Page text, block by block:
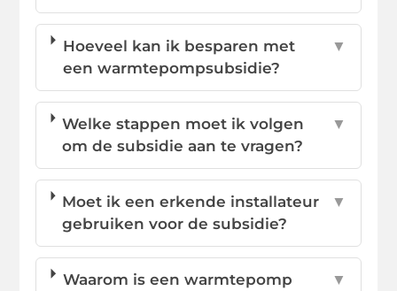
Hoeveel kan ik besparen met
een warmtepompsubsidie?
▼
Welke stappen moet ik volgen
om de subsidie aan te vragen?
▼
Moet ik een erkende installateur
gebruiken voor de subsidie?
▼
Waarom is een warmtepomp
▼